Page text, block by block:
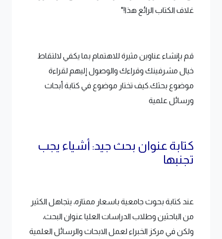
غلاف الكتاب الرائع هذا!"
قم بإنشاء عناوين مثيرة للاهتمام بما يكفي لالتقاط
خيال مشرفينك وقراءك والوصول إليهم لقراءة
موضوع بحثك.كيف تختار موضوع في كتابة أبحاث
ورسائل علمية
كتابة عنوان بحث جيد: أشياء يجب
تجنبها
عند كتابة بحوث جامعية باسعار ممتازه، يتجاهل الكثير
من الباحثين وطلاب الدراسات العليا عنوان البحث،
ولكن في مركز الخبراء لعمل الابحاث والرسائل العلمية